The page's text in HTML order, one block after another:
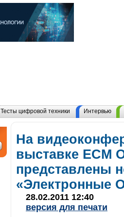
Тесты цифровой техники Интервью
На
выставке ECM
представлены
«Электронные
28.02.2011 12:40
версия для печати